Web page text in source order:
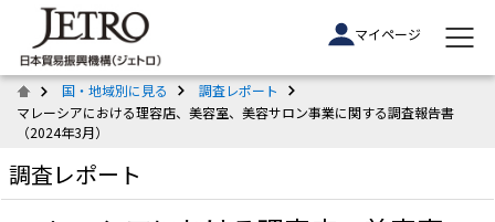
マイページ
国・地域別に見る
調査レポート
マレーシアにおける理容店、美容室、美容サロン事業に関する調査報告書
（2024年3月）
調査レポート